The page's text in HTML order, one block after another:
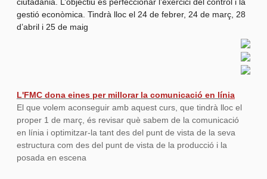
gestió econòmica. Tindrà lloc el 24 de febrer, 24 de març, 28
d’abril i 25 de maig
L'FMC dona eines per millorar la comunicació en línia
El que volem aconseguir amb aquest curs, que tindrà lloc el
proper 1 de març, és revisar què sabem de la comunicació
en línia i optimitzar-la tant des del punt de vista de la seva
estructura com des del punt de vista de la producció i la
posada en escena